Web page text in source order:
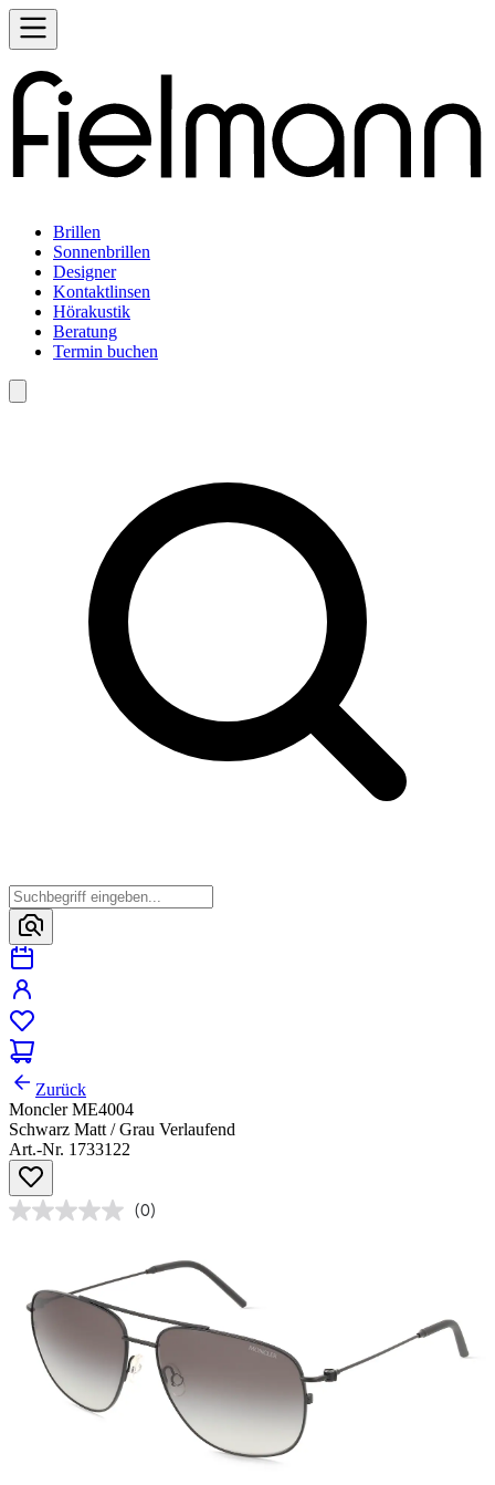
Brillen
Sonnenbrillen
Designer
Kontaktlinsen
Hörakustik
Beratung
Termin buchen
Zurück
Moncler ME4004
Schwarz Matt / Grau Verlaufend
Art.-Nr. 1733122
(0)